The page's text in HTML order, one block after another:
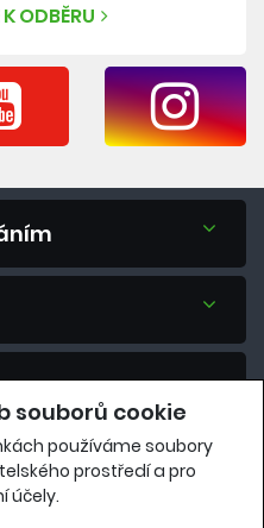
souborů cookie
používáme soubory
prostředí a pro
účely.
ODBĚRU
se nás.